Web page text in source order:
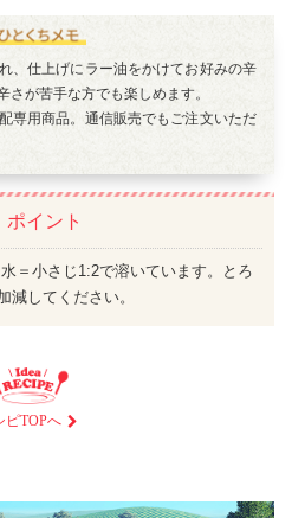
、仕上げにラー油をかけてお好みの辛
が苦手な方でも楽しめます。
専用商品。通信販売でもご注文いただ
ポイント
＝小さじ1:2で溶いています。とろ
減してください。
ピTOPへ